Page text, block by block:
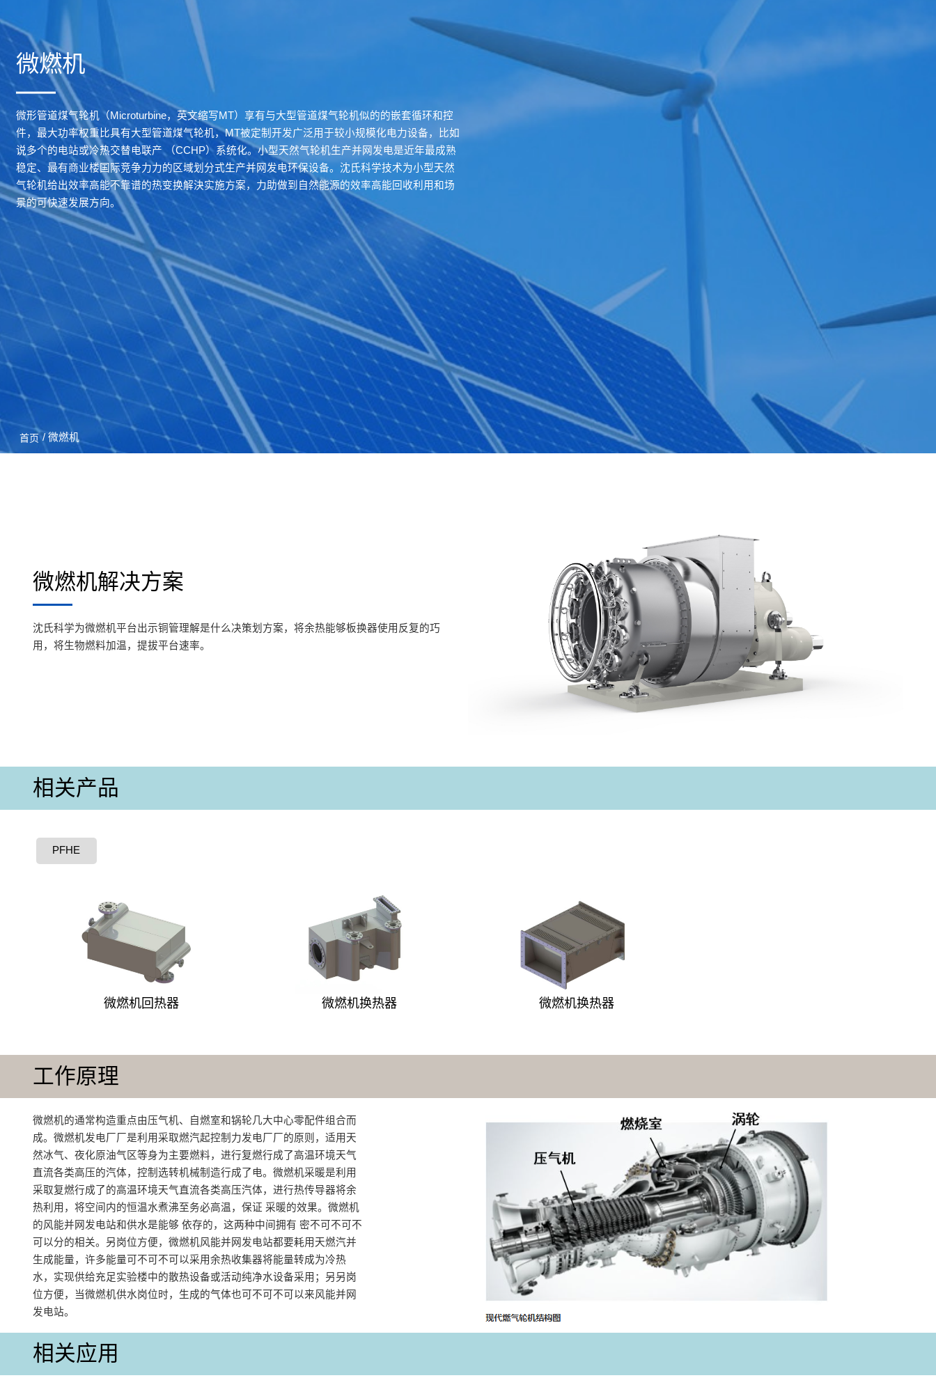
微燃机
微形管道煤气轮机（Microturbine，英文缩写MT）享有与大型管道煤气轮机似的的嵌套循环和控
件，最大功率权重比具有大型管道煤气轮机，MT被定制开发广泛用于较小规模化电力设备，比如
说多个的电站或冷热交替电联产 （CCHP）系统化。小型天然气轮机生产并网发电是近年最成熟
稳定、最有商业楼国际竞争力力的区域划分式生产并网发电环保设备。沈氏科学技术为小型天然
气轮机给出效率高能不靠谱的热变换解決实施方案，力助做到自然能源的效率高能回收利用和场
景的可快速发展方向。
首页 / 微燃机
微燃机解决方案
沈氏科学为微燃机平台出示铜管理解是什么决策划方案，将余热能够板换器使用反复的巧
用，将生物燃料加温，提拔平台速率。
相关产品
PFHE
微燃机回热器 微燃机换热器 微燃机换热器
工作原理
微燃机的通常构造重点由压气机、自燃室和锅轮几大中心零配件组合而
成‌。微燃机发电厂厂是利用采取燃汽起控制力发电厂厂的原则，适用天
然冰气、夜化原油气区等身为主要燃料，进行复燃行成了高温环境天气
直流各类高压的汽体，控制选转机械制造行成了电。微燃机采暖是利用
采取复燃行成了的高温环境天气直流各类高压汽体，进行热传导器将余
热利用，将空间内的恒温水煮沸至务必高温，保证 采暖的效果。微燃机
的风能并网发电站和供水是能够 依存的，这两种中间拥有 密不可不可不
可以分的相关。另岗位方便，微燃机风能并网发电站都要耗用天燃汽并
生成能量，许多能量可不可不可以采用余热收集器将能量转成为冷热
水，实现供给充足实验楼中的散热设备或活动纯净水设备采用；另另岗
位方便，当微燃机供水岗位时，生成的气体也可不可不可以来风能并网
发电站。
相关应用